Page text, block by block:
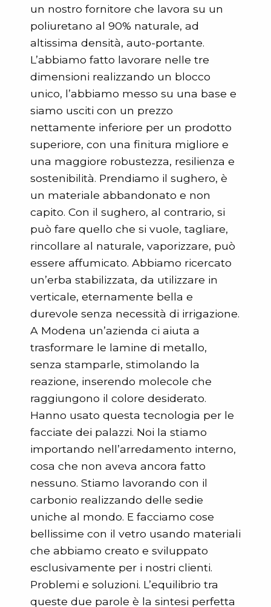
un nostro fornitore che lavora su un
poliuretano al 90% naturale, ad
altissima densità, auto-portante.
L’abbiamo fatto lavorare nelle tre
dimensioni realizzando un blocco
unico, l’abbiamo messo su una base e
siamo usciti con un prezzo
nettamente inferiore per un prodotto
superiore, con una finitura migliore e
una maggiore robustezza, resilienza e
sostenibilità. Prendiamo il sughero, è
un materiale abbandonato e non
capito. Con il sughero, al contrario, si
può fare quello che si vuole, tagliare,
rincollare al naturale, vaporizzare, può
essere affumicato. Abbiamo ricercato
un’erba stabilizzata, da utilizzare in
verticale, eternamente bella e
durevole senza necessità di irrigazione.
A Modena un’azienda ci aiuta a
trasformare le lamine di metallo,
senza stamparle, stimolando la
reazione, inserendo molecole che
raggiungono il colore desiderato.
Hanno usato questa tecnologia per le
facciate dei palazzi. Noi la stiamo
importando nell’arredamento interno,
cosa che non aveva ancora fatto
nessuno. Stiamo lavorando con il
carbonio realizzando delle sedie
uniche al mondo. E facciamo cose
bellissime con il vetro usando materiali
che abbiamo creato e sviluppato
esclusivamente per i nostri clienti.
Problemi e soluzioni. L’equilibrio tra
queste due parole è la sintesi perfetta